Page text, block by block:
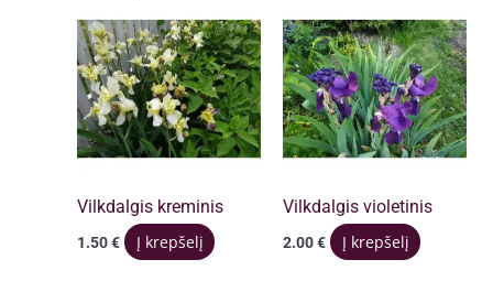
Vilkdalgis kreminis
1.50€ Į krepšelį
Vilkdalgis violetinis
2.00€ Į krepšelį